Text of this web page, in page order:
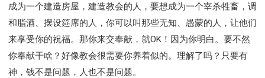
成为一个建造房屋，建造教会的人，要想成为一个宰杀牲畜，调
和脂酒、摆设筵席的人，你可以叫那些无知、愚蒙的人，让他们
来享受你的祝福。那你来交奉献，就OK！因为你明白。要不然
你奉献干啥？好像教会很需要你养着似的。理解了吗？只要有
神，钱不是问题，人也不是问题。